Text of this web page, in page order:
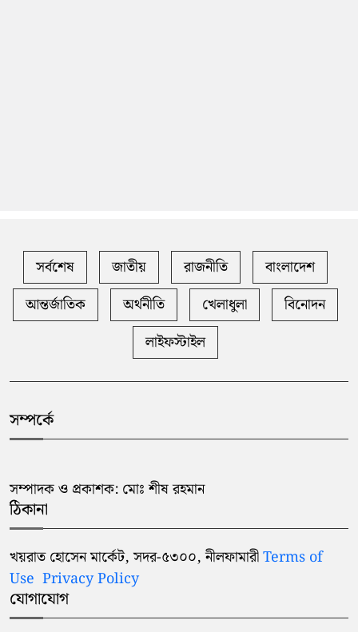
সর্বশেষ জাতীয় রাজনীতি
বাংলাদেশ
আন্তর্জাতিক
অর্থনীতি খেলাধুলা
বিনোদন
লাইফস্টাইল
সম্পর্কে
সম্পাদক ও প্রকাশক: মোঃ শীষ রহমান
ঠিকানা
খয়রাত হোসেন মার্কেট, সদর-৫৩০০, নীলফামারীTerms of
Use Privacy Policy
যোগাযোগ